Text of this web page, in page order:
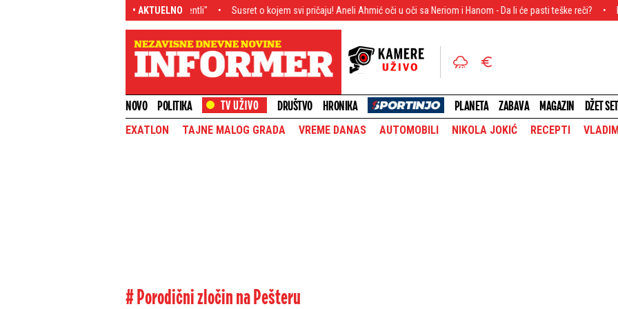
• AKTUELNO
mu razlupali skupoceni "bentli" Susret o kojem svi pričaju! Aneli Ahmić oči u oči sa Neriom i Hanom - Da li će pasti teške reči? Haos u ovom
NOVO POLITIKA DRUŠTVO HRONIKA PLANETA ZABAVA MAGAZIN DŽET SET
EXATLON TAJNE MALOG GRADA VREME DANAS AUTOMOBILI NIKOLA JOKIĆ RECEPTI
# Porodični zločin na Pešteru